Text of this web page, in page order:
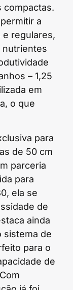
compactas.
a
regulares,
nutrientes
– 1,25
em
o que
para
de 50 cm
parceria
para
ela se
de
ainda
sistema de
para o
de